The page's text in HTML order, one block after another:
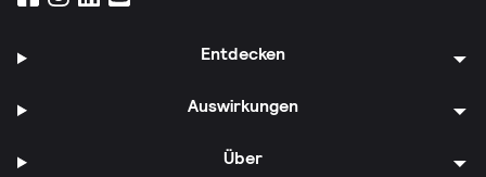
Entdecken
Auswirkungen
Über